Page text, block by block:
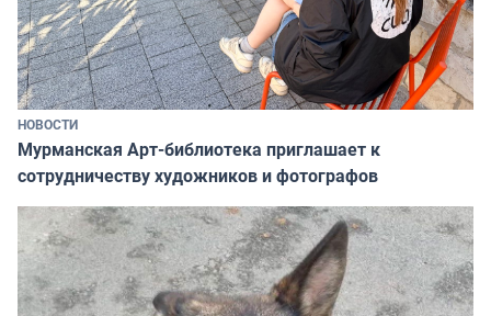
НОВОСТИ
Мурманская Арт-библиотека приглашает к
сотрудничеству художников и фотографов